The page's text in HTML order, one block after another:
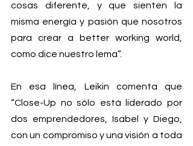
cosas diferente, y que sienten la
misma energía y pasión que nosotros
para crear a better working world,
como dice nuestro lema”.
En esa línea, Leikin comenta que
“Close-Up no sólo está liderado por
dos emprendedores, Isabel y Diego,
con un compromiso y una visión a toda